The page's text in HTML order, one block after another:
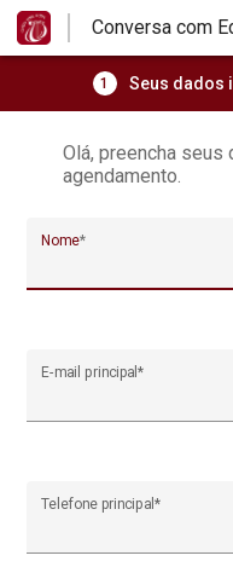
1 Seus dados
Olá, preencha seus
agendamento.
Nome*
E-mail principal*
Telefone principal*